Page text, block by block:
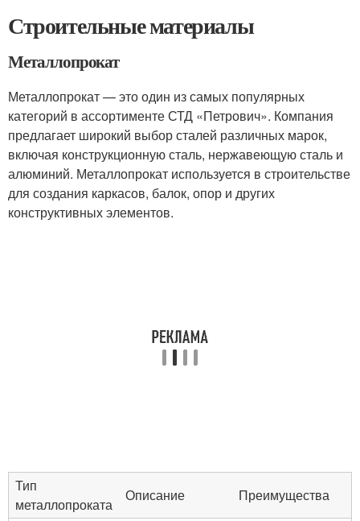
Строительные материалы
Металлопрокат
Металлопрокат — это один из самых популярных
категорий в ассортименте СТД «Петрович». Компания
предлагает широкий выбор сталей различных марок,
включая конструкционную сталь, нержавеющую сталь и
алюминий. Металлопрокат используется в строительстве
для создания каркасов, балок, опор и других
конструктивных элементов.
Тип
металлопроката
Описание Преимущества